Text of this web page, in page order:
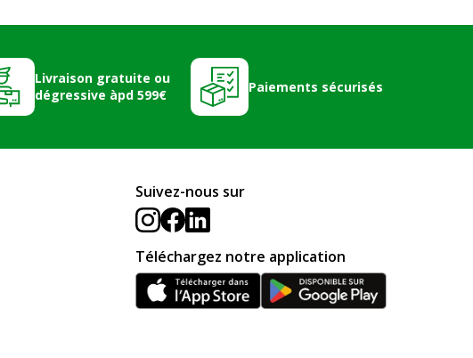
Livraison gratuite ou
dégressive àpd 599€
Paiements sécurisés
Suivez-nous sur
Téléchargez notre application